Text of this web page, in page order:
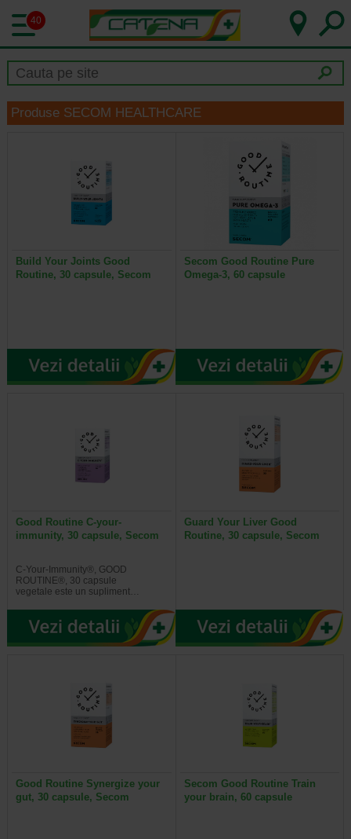
40
Produse SECOM HEALTHCARE
Build Your Joints Good
Routine, 30 capsule, Secom
Secom Good Routine Pure
Omega-3, 60 capsule
Good Routine C-your-
immunity, 30 capsule, Secom
C-Your-Immunity®, GOOD
ROUTINE®, 30 capsule
vegetale este un supliment…
Guard Your Liver Good
Routine, 30 capsule, Secom
Good Routine Synergize your
gut, 30 capsule, Secom
Secom Good Routine Train
your brain, 60 capsule